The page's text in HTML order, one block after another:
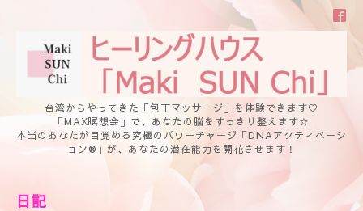
台湾からやってきた「包丁マッサージ」を体験できます♡
「MAX瞑想会」で、あなたの脳をすっきり整えます☆
本当のあなたが目覚める究極のパワーチャージ「DNAアクティベーシ
ョン®」が、あなたの潜在能力を開花させます！
日記